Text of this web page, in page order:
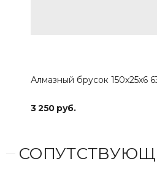
Алмазный брусок 150х25х6
3 250 руб.